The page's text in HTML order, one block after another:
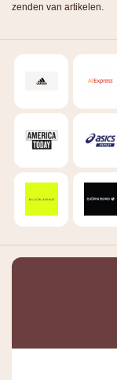
zenden van artikelen.